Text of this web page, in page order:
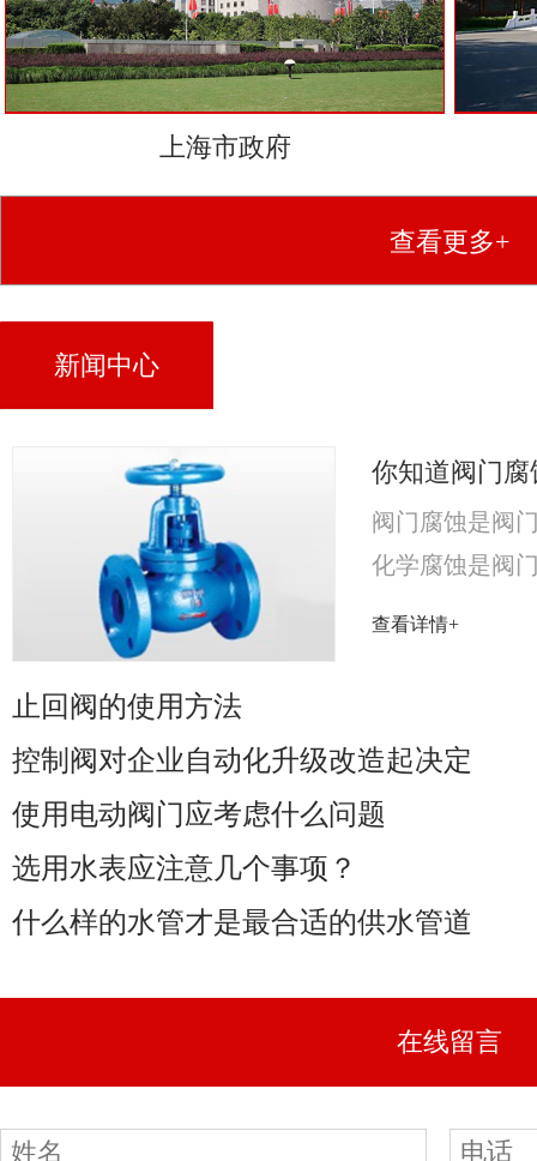
上海市政府
查看更多+
新闻中心
你知道阀门
阀门腐蚀是阀
化学腐蚀是阀
率取决于阀门
查看详情+
止回阀的使用方法
控制阀对企业自动化升级改造起决定
使用电动阀门应考虑什么问题
选用水表应注意几个事项？
什么样的水管才是最合适的供水管道
在线留言